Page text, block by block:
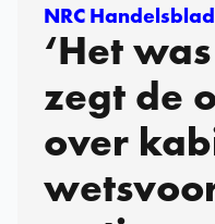
NRC Handelsblad
‘Het
zegt de
over